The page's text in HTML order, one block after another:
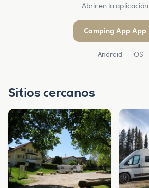
Abrir en la aplicación
Camping App App
Android iOS
Sitios cercanos